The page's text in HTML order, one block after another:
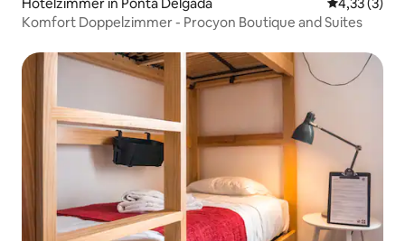
Komfort Doppelzimmer - Procyon Boutique and Suites